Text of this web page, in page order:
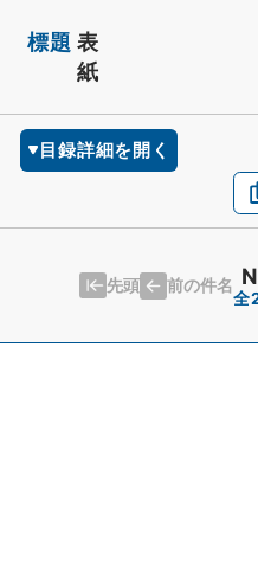
標題 表
紙
目録詳細を開く
先頭 前の件名
全